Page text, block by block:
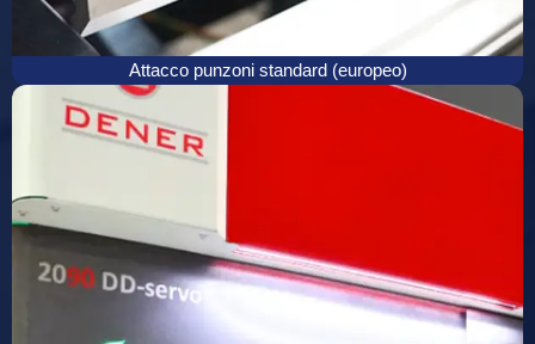
Attacco punzoni standard (europeo)